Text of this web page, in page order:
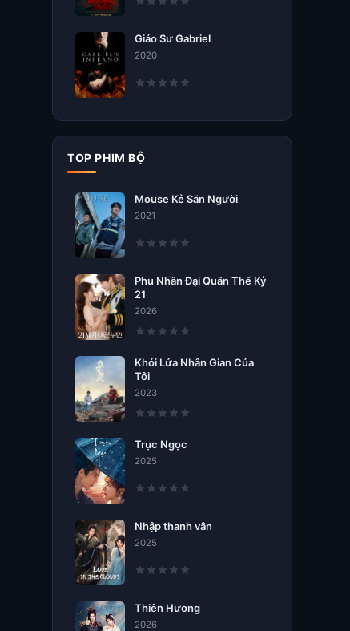
Giáo Sư Gabriel
2020
TOP PHIM BỘ
Mouse Kẻ Săn Người
2021
Phu Nhân Đại Quân Thế Kỷ
21
2026
Khói Lửa Nhân Gian Của
Tôi
2023
Trục Ngọc
2025
Nhập thanh vân
2025
Thiên Hương
2026